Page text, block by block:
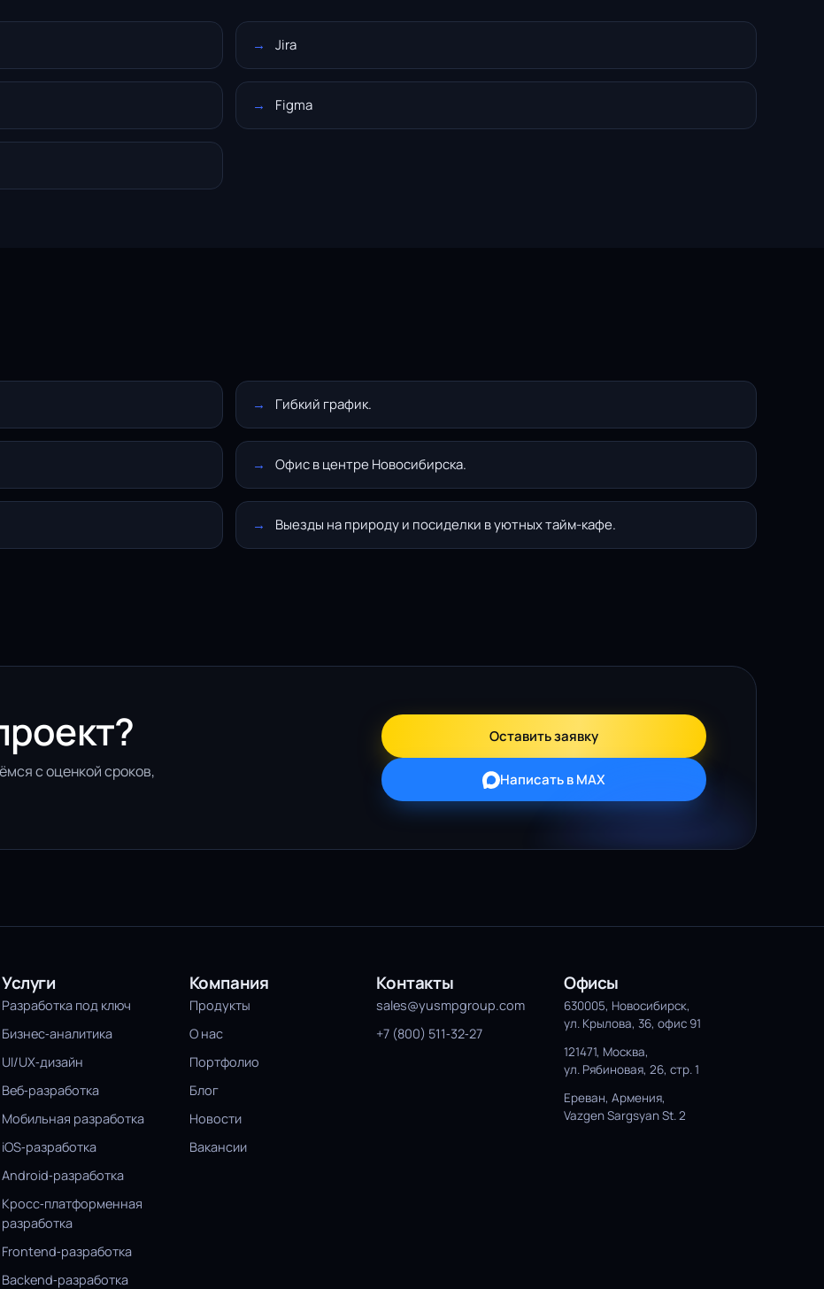
Jira
Figma
Гибкий график.
Офис в центре Новосибирска.
Выезды на природу и посиделки в уютных тайм-кафе.
с оценкой сроков,
Оставить заявку
Написать в MAX
Услуги
Разработка под ключ
Бизнес‑аналитика
UI/UX‑дизайн
Веб‑разработка
Мобильная разработка
iOS‑разработка
Android‑разработка
Кросс‑платформенная
разработка
Frontend‑разработка
Backend‑разработка
Компания
Продукты
О нас
Портфолио
Блог
Новости
Вакансии
Контакты
sales@yusmpgroup.com
+7 (800) 511‑32‑27
Офисы
630005, Новосибирск,
ул. Крылова, 36, офис 91
121471, Москва,
ул. Рябиновая, 26, стр. 1
Ереван, Армения,
Vazgen Sargsyan St. 2